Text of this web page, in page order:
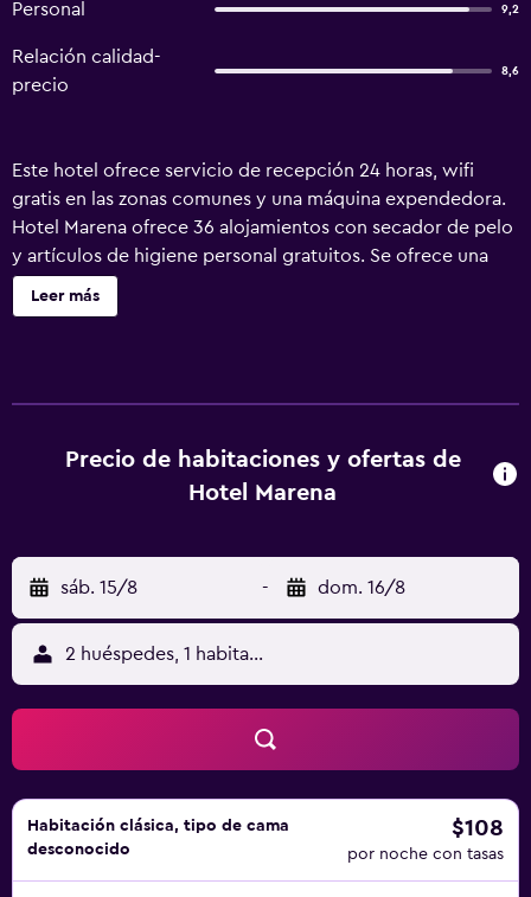
Personal 9,2
Relación calidad-
precio
8,6
Este hotel ofrece servicio de recepción 24 horas, wifi
gratis en las zonas comunes y una máquina expendedora.
Hotel Marena ofrece 36 alojamientos con secador de pelo
y artículos de higiene personal gratuitos. Se ofrece una
televisión de pantalla plana en todas las habitaciones. Los
servicios para las personas de negocios incluyen
Leer más
Precio de habitaciones y ofertas de
Hotel Marena
sáb. 15/8 - dom. 16/8
2 huéspedes, 1 habitación
Habitación clásica, tipo de cama
desconocido
$108
por noche con tasas